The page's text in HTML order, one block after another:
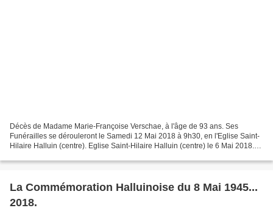
Décès de Madame Marie-Françoise Verschae, à l'âge de 93 ans. Ses
Funérailles se dérouleront le Samedi 12 Mai 2018 à 9h30, en l'Eglise Saint-
Hilaire Halluin (centre). Eglise Saint-Hilaire Halluin (centre) le 6 Mai 2018.
La Commémoration Halluinoise du 8 Mai 1945...
2018.